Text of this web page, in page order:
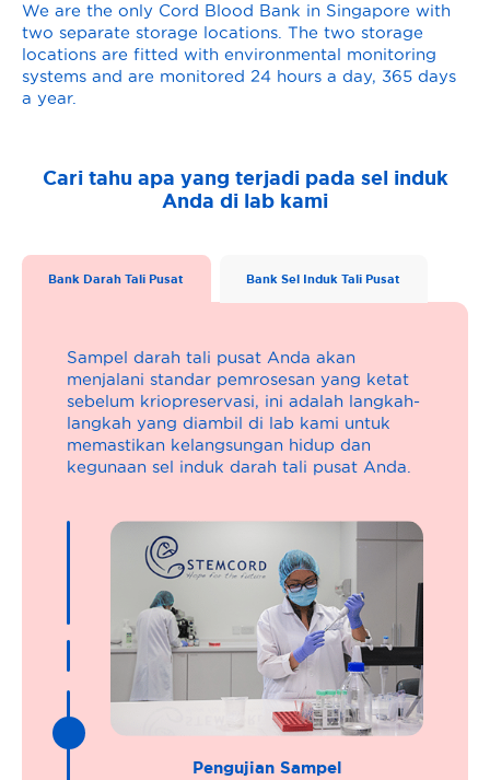
We are the only Cord Blood Bank in Singapore with
two separate storage locations. The two storage
locations are fitted with environmental monitoring
systems and are monitored 24 hours a day, 365 days
a year.
Cari tahu apa yang terjadi pada sel induk
Anda di lab kami
Bank Darah Tali Pusat Bank Sel Induk Tali Pusat
Sampel darah tali pusat Anda akan
menjalani standar pemrosesan yang ketat
sebelum kriopreservasi, ini adalah langkah-
langkah yang diambil di lab kami untuk
memastikan kelangsungan hidup dan
kegunaan sel induk darah tali pusat Anda.
Pengujian Sampel